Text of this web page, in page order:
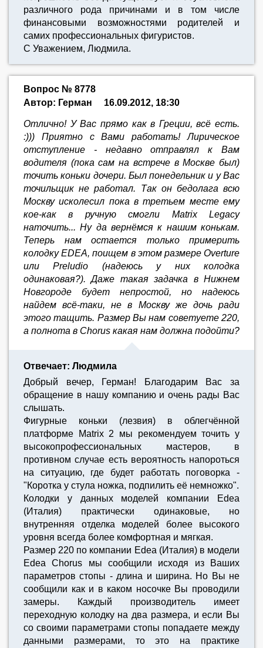
различного рода причинами и в том числе
финансовыми возможностями родителей и
самих профессиональных фигуристов.
С Уважением, Людмила.
Вопрос № 8778
Автор: Герман
16.09.2012, 18:30
Отлично! У Вас прямо как в Греции, всё есть.
:))) Приятно с Вами работать! Лирическое
отступление - недавно отправлял к Вам
водителя (пока сам на встрече в Москве был)
точить коньки дочери. Был понедельник и у Вас
точильщик не работал. Так он бедолага всю
Москву исколесил пока в третьем месте ему
кое-как в ручную смогли Matrix Legacy
наточить... Ну да вернёмся к нашим конькам.
Теперь нам остается только примерить
колодку EDEA, поищем в этом размере Оverture
или Preludio (надеюсь у них колодка
одинаковая?). Даже такая задачка в Нижнем
Новгороде будет непростой, но надеюсь
найдем всё-таки, не в Москву же дочь ради
этого тащить. Размер Вы нам советуете 220,
а полнота в Chorus какая нам должна подойти?
Отвечает: Людмила
Добрый вечер, Герман! Благодарим Вас за
обращение в нашу компанию и очень рады Вас
слышать.
Фигурные коньки (лезвия) в облегчённой
платформе Matrix 2 мы рекомендуем точить у
высокопрофессиональных мастеров, в
противном случае есть вероятность напороться
на cитуацию, где будет работать поговорка -
"Коротка у стула ножка, подпилить её немножко".
Колодки у данных моделей компании Edea
(Италия) практически одинаковые, но
внутренняя отделка моделей более высокого
уровня всегда более комфортная и мягкая.
Размер 220 по компании Edea (Италия) в модели
Edea Chorus мы сообщили исходя из Ваших
параметров стопы - длина и ширина. Но Вы не
сообщили как и в каком носочке Вы проводили
замеры. Каждый производитель имеет
переходную колодку на два размера, и если Вы
со своими параметрами стопы попадаете между
данными размерами, то это на практике